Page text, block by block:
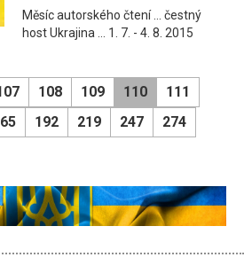
Měsíc autorského čtení ... čestný
host Ukrajina ... 1. 7. - 4. 8. 2015
108 109 110
111
192 219 247 274